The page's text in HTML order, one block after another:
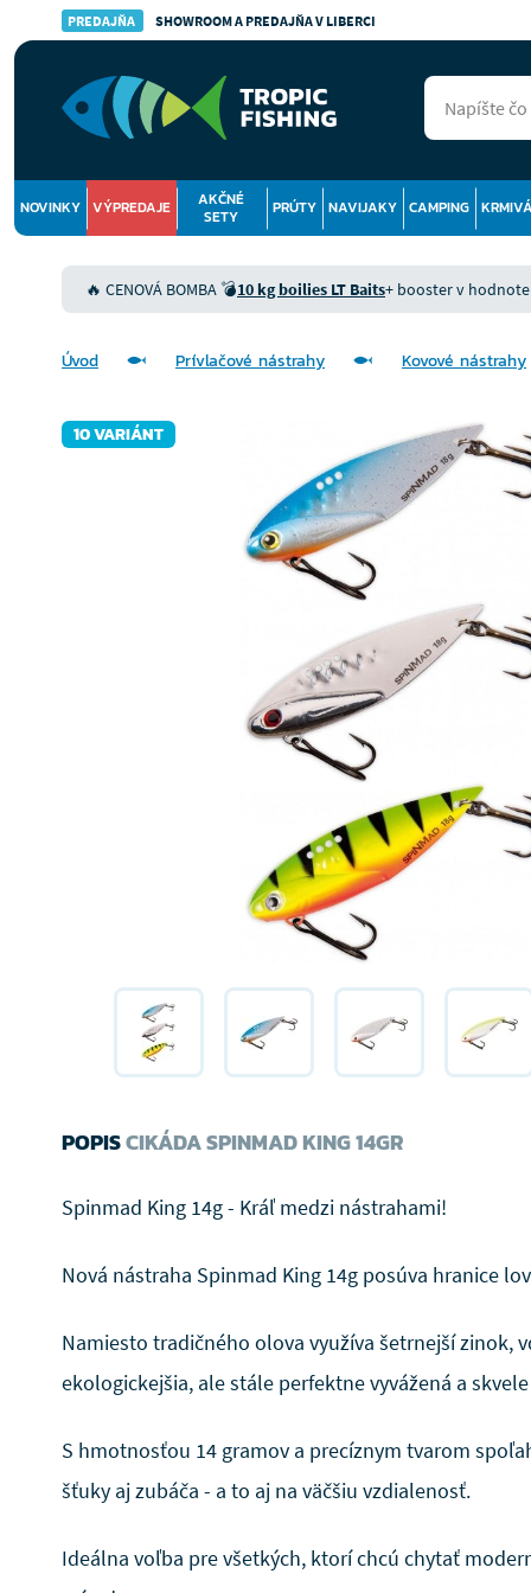
PREDAJŇA SHOWROOM A PREDAJŇA V LIBERCI
NOVINKY VÝPREDAJE
AKČNÉ
SETY
PRÚTY NAVIJAKY CAMPING KRMIVÁ
🔥 CENOVÁ BOMBA 💣10 kg boilies LT Baits+ booster v hodnote
Úvod Prívlačové nástrahy Kovové nástrahy
10 VARIÁNT
POPISCIKÁDA SPINMAD KING 14GR
Spinmad King 14g - Kráľ medzi nástrahami!
Nová nástraha Spinmad King 14g posúva hranice
Namiesto tradičného olova využíva šetrnejší zinok,
ekologickejšia, ale stále perfektne vyvážená a
S hmotnosťou 14 gramov a precíznym tvarom
šťuky aj zubáča - a to aj na väčšiu vzdialenosť.
Ideálna voľba pre všetkých, ktorí chcú chytať